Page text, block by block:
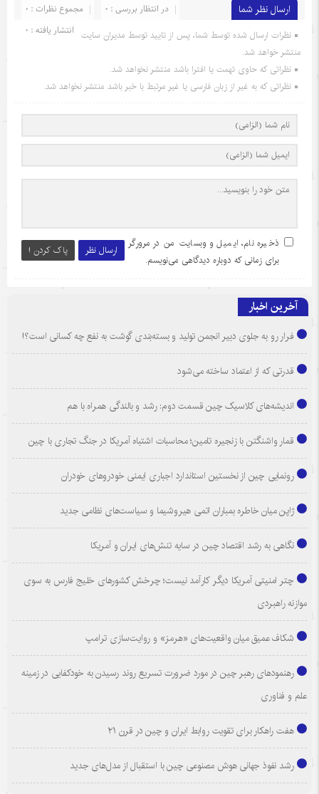
ارسال نظر شما مجموع نظرات : 0
در انتظار بررسی : 0
انتشار یافته : 0 نظرات ارسال شده توسط شما، پس از تایید توسط مدیران سایت
منتشر خواهد شد.
نظراتی که حاوی تهمت یا افترا باشد منتشر نخواهد شد.
نظراتی که به غیر از زبان فارسی یا غیر مرتبط با خبر باشد منتشر نخواهد شد.
ارسال نظر پاک کردن !
ذخیره نام، ایمیل و وبسایت من در مرورگر
برای زمانی که دوباره دیدگاهی می‌نویسم.
آخرین اخبار
فرار رو به جلوی دبیر انجمن تولید و بسته‌بندی گوشت به نفع چه کسانی است؟!
قدرتی که از اعتماد ساخته می‌شود
اندیشه‌های کلاسیک چین قسمت دوم: رشد و بالندگی همراه با هم
قمار واشنگتن با زنجیره تامین؛ محاسبات اشتباه آمریکا در جنگ تجاری با چین
رونمایی چین از نخستین استاندارد اجباری ایمنی خودروهای خودران
ژاپن میان خاطره بمباران اتمی هیروشیما و سیاست‌های نظامی جدید
نگاهی به رشد اقتصاد چین در سایه تنش‌های ایران و آمریکا
چتر امنیتی آمریکا دیگر کارآمد نیست؛ چرخش کشورهای خلیج فارس به سوی
موازنه راهبردی
شکاف عمیق میان واقعیت‌های «هرمز» و روایت‌سازی ترامپ
رهنمودهای رهبر چین در مورد ضرورت تسریع روند رسیدن به خودکفایی در زمینه
علم و فناوری
هفت راهکار برای تقویت روابط ایران و چین در قرن ۲۱
رشد نفوذ جهانی هوش مصنوعی چین با استقبال از مدل‌های جدید